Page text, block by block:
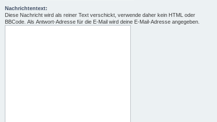
Nachrichtentext:
Diese Nachricht wird als reiner Text verschickt, verwende daher kein HTML oder
BBCode. Als Antwort-Adresse für die E-Mail wird deine E-Mail-Adresse angegeben.